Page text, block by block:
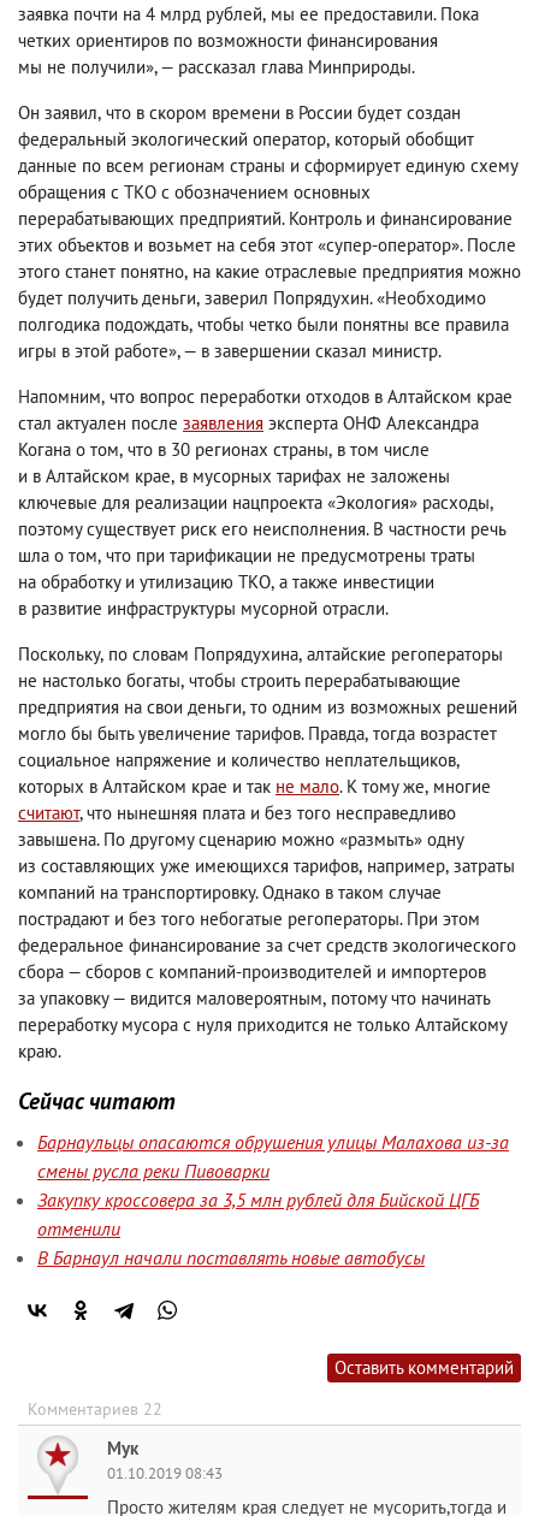
заявка почти на 4 млрд рублей, мы ее предоставили. Пока
четких ориентиров по возможности финансирования
мы не получили», — рассказал глава Минприроды.
Он заявил, что в скором времени в России будет создан
федеральный экологический оператор, который обобщит
данные по всем регионам страны и сформирует единую схему
обращения с ТКО с обозначением основных
перерабатывающих предприятий. Контроль и финансирование
этих объектов и возьмет на себя этот «супер-оператор». После
этого станет понятно, на какие отраслевые предприятия можно
будет получить деньги, заверил Попрядухин. «Необходимо
полгодика подождать, чтобы четко были понятны все правила
игры в этой работе», — в завершении сказал министр.
Напомним, что вопрос переработки отходов в Алтайском крае
стал актуален после заявления эксперта ОНФ Александра
Когана о том, что в 30 регионах страны, в том числе
и в Алтайском крае, в мусорных тарифах не заложены
ключевые для реализации нацпроекта «Экология» расходы,
поэтому существует риск его неисполнения. В частности речь
шла о том, что при тарификации не предусмотрены траты
на обработку и утилизацию ТКО, а также инвестиции
в развитие инфраструктуры мусорной отрасли.
Поскольку, по словам Попрядухина, алтайские регоператоры
не настолько богаты, чтобы строить перерабатывающие
предприятия на свои деньги, то одним из возможных решений
могло бы быть увеличение тарифов. Правда, тогда возрастет
социальное напряжение и количество неплательщиков,
которых в Алтайском крае и так не мало. К тому же, многие
считают, что нынешняя плата и без того несправедливо
завышена. По другому сценарию можно «размыть» одну
из составляющих уже имеющихся тарифов, например, затраты
компаний на транспортировку. Однако в таком случае
пострадают и без того небогатые регоператоры. При этом
федеральное финансирование за счет средств экологического
сбора — сборов с компаний-производителей и импортеров
за упаковку — видится маловероятным, потому что начинать
переработку мусора с нуля приходится не только Алтайскому
краю.
Сейчас читают
Барнаульцы опасаются обрушения улицы Малахова из-за
смены русла реки Пивоварки
Закупку кроссовера за 3,5 млн рублей для Бийской ЦГБ
отменили
В Барнаул начали поставлять новые автобусы
Оставить комментарий
Комментариев 22
Мук
01.10.2019 08:43
Просто жителям края следует не мусорить,тогда и